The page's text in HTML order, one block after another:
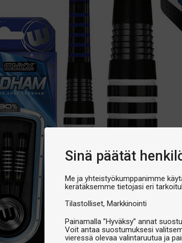
Sinä päätät
Me ja yhteistyökumppanimme
kerätäksemme tietojasi eri
Tilastolliset Markkinointi
Painamalla ”Hyväksy” annat
Voit antaa suostumuksesi
vieressä olevaa valintaruutua ja